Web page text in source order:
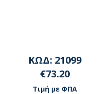
ΚΩΔ: 21099
€73.20
Τιμή με ΦΠΑ